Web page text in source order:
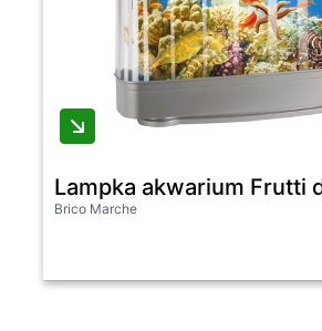
Lampka akwarium Frutti
Brico Marche